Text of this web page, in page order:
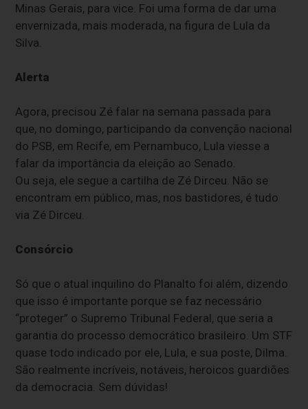
Minas Gerais, para vice. Foi uma forma de dar uma
envernizada, mais moderada, na figura de Lula da
Silva.
Alerta
Agora, precisou Zé falar na semana passada para
que, no domingo, participando da convenção nacional
do PSB, em Recife, em Pernambuco, Lula viesse a
falar da importância da eleição ao Senado.
Ou seja, ele segue a cartilha de Zé Dirceu. Não se
encontram em público, mas, nos bastidores, é tudo
via Zé Dirceu.
Consórcio
Só que o atual inquilino do Planalto foi além, dizendo
que isso é importante porque se faz necessário
“proteger” o Supremo Tribunal Federal, que seria a
garantia do processo democrático brasileiro. Um STF
quase todo indicado por ele, Lula, e sua poste, Dilma.
São realmente incríveis, notáveis, heroicos guardiões
da democracia. Sem dúvidas!